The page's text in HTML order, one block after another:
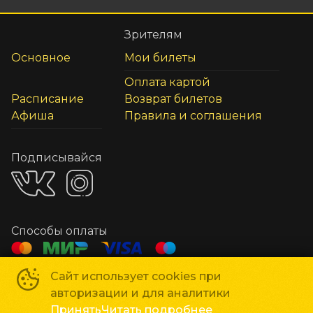
Сайт использует cookies при
авторизации и для аналитики
ПринятьЧитать подробнее
Основное
Расписание
Афиша
Зрителям
Мои билеты
Оплата картой
Возврат билетов
Правила и соглашения
Подписывайся
Способы оплаты
Сеть кинотеатров «Мир Кино»©2018-
Powered byp24.app